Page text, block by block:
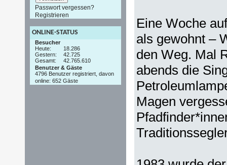
Passwort vergessen?
Registrieren
ONLINE-STATUS
Besucher
Heute:
18.286
Gestern:
42.725
Gesamt:
42.765.610
Benutzer & Gäste
4796 Benutzer registriert, davon
online: 652 Gäste
Eine Woche
als gewohnt –
den Weg. Mal
abends die
Magen